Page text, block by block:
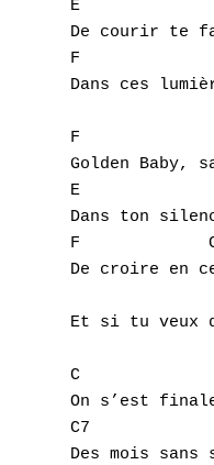
E
De courir te
F
Dans ces
F
Golden Baby,
E
Dans ton
F
De croire en
Et si tu veux
C
On s’est
C7
Des mois